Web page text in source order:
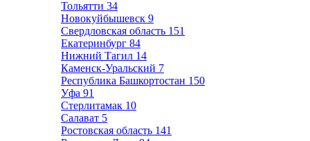
Тольятти 34
Новокуйбышевск 9
Свердловская область 151
Екатеринбург 84
Нижний Тагил 14
Каменск-Уральский 7
Республика Башкортостан 150
Уфа 91
Стерлитамак 10
Салават 5
Ростовская область 141